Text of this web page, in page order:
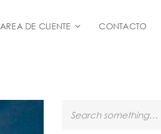
AREA DE CLIENTE CONTACTO